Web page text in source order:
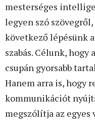
mesterséges
legyen szó
következő lépésünk
szabás. Célunk, hogy
csupán gyorsabb
Hanem arra is, hogy
kommunikációt
megszólítja az egyes